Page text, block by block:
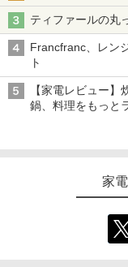
ティファールの丸
Francfranc、レン
ト
【家電レビュー
鍋、料理をもっと
家